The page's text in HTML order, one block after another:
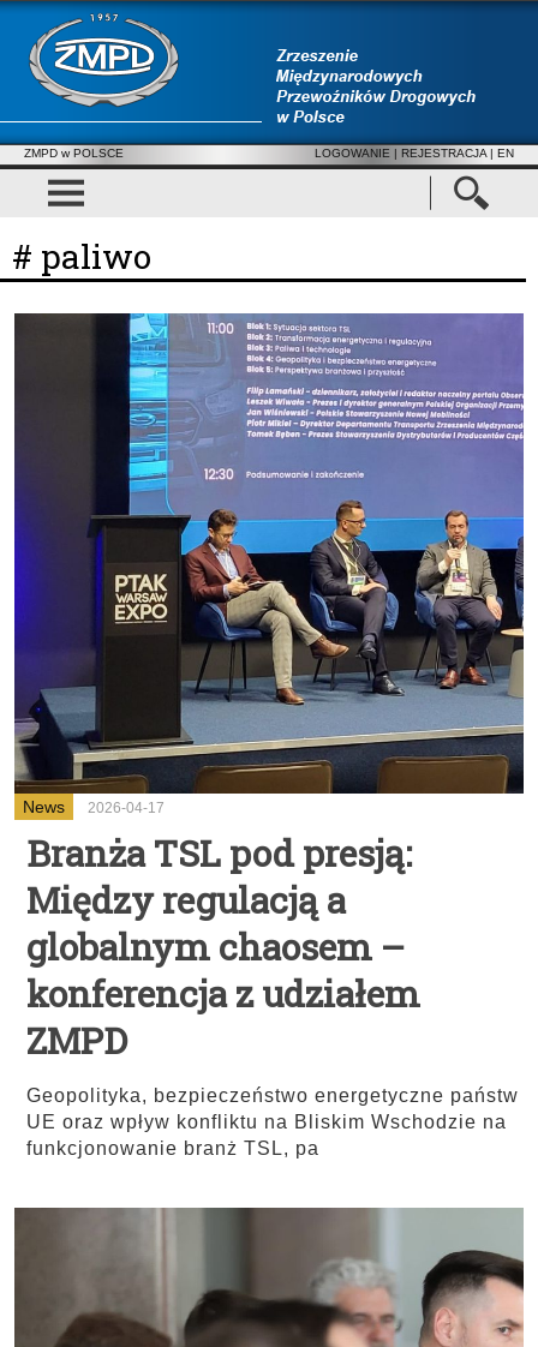
ZMPD w POLSCE LOGOWANIE | REJESTRACJA | EN
# paliwo
News 2026-04-17
Branża TSL pod presją:
Między regulacją a
globalnym chaosem –
konferencja z udziałem
ZMPD
Geopolityka, bezpieczeństwo energetyczne państw
UE oraz wpływ konfliktu na Bliskim Wschodzie na
funkcjonowanie branż TSL, pa